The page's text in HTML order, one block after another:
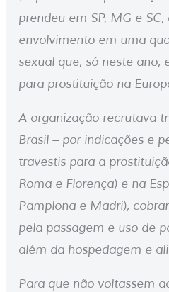
prendeu em SP, MG e
envolvimento em uma
sexual que, só neste ano,
para prostituição na
A organização recrutava
Brasil – por indicações e
travestis para a
Roma e Florença) e na
Pamplona e Madri),
pela passagem e uso de
além da hospedagem e
Para que não voltassem